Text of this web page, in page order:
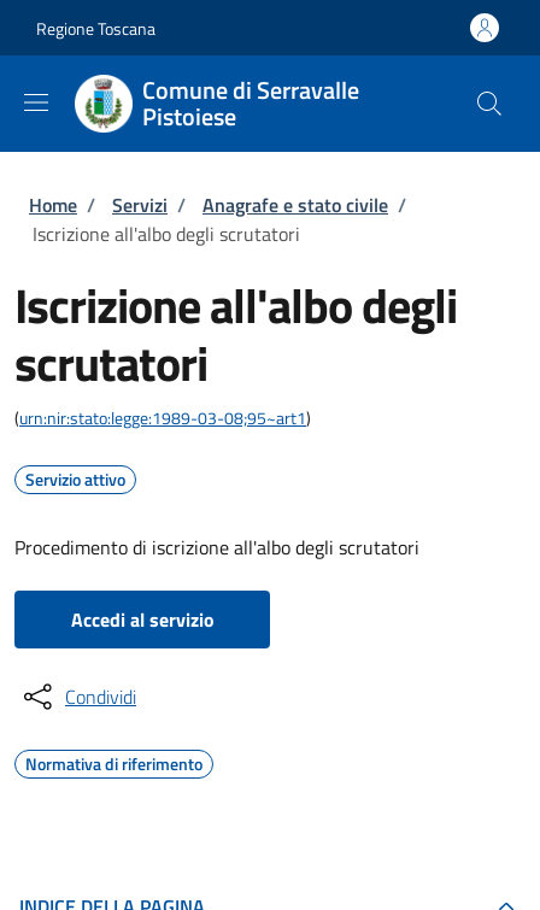
Regione Toscana
Comune di Serravalle
Pistoiese
Briciole di pane
Home / Servizi / Anagrafe e stato civile /
Iscrizione all'albo degli scrutatori
Iscrizione all'albo degli
scrutatori
(urn:nir:stato:legge:1989-03-08;95~art1)
Servizio attivo
Procedimento di iscrizione all'albo degli scrutatori
Accedi al servizio
Condividi
Normativa di riferimento